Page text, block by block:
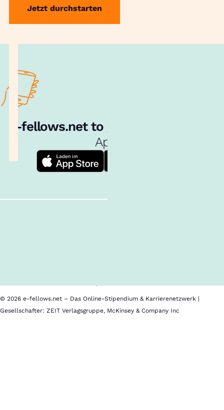
Jetzt durchstarten
e‑fellows.net to go:
App!
© 2026 e-fellows.net – Das Online-Stipendium & Karrierenetzwerk |
Gesellschafter: ZEIT Verlagsgruppe, McKinsey & Company Inc